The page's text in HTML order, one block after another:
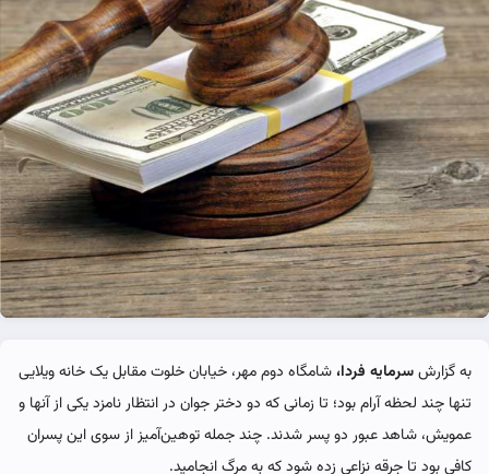
به گزارشسرمایه فردا،شامگاه دوم مهر، خیابان خلوت مقابل یک خانه ویلایی
تنها چند لحظه آرام بود؛ تا زمانی که دو دختر جوان در انتظار نامزد یکی از آنها و
عمویش، شاهد عبور دو پسر شدند. چند جمله توهین‌آمیز از سوی این پسران
کافی بود تا جرقه نزاعی زده شود که به مرگ انجامید.